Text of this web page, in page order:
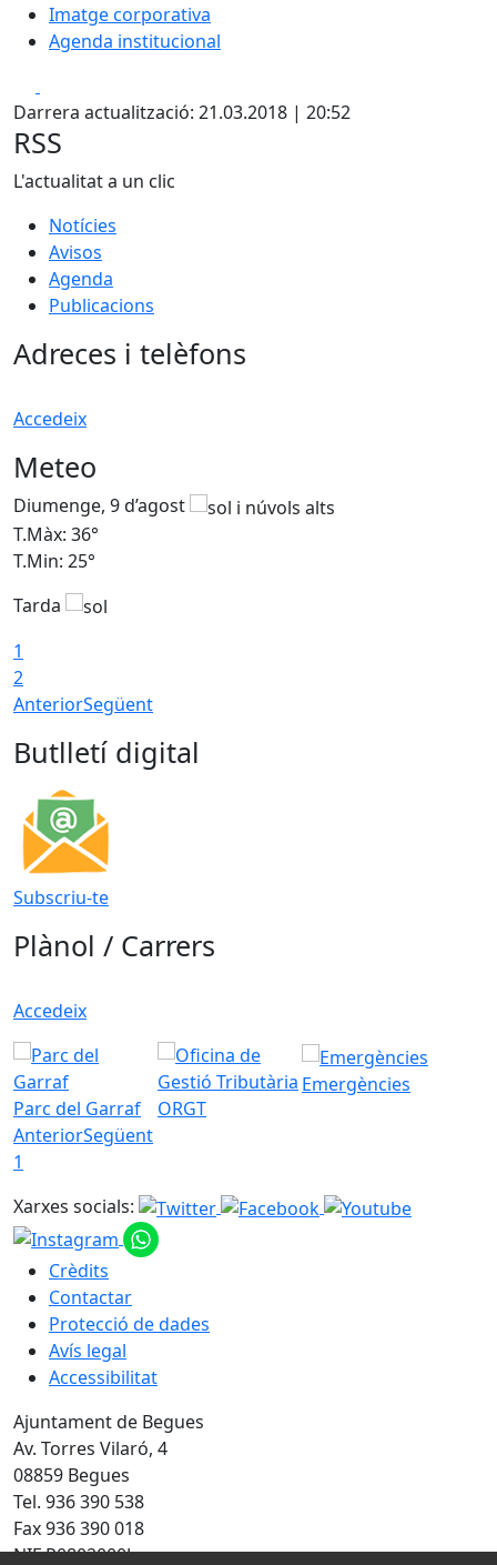
Imatge corporativa
Agenda institucional
Darrera actualització: 21.03.2018 | 20:52
RSS
L'actualitat a un clic
Notícies
Avisos
Agenda
Publicacions
Adreces i telèfons
Accedeix
Meteo
Diumenge, 9 d’agost
T.Màx: 36°
T.Min: 25°
Tarda
1
2
AnteriorSegüent
Butlletí digital
Subscriu-te
Plànol / Carrers
Accedeix
Parc del Garraf ORGT
Emergències
AnteriorSegüent
1
Xarxes socials:
Crèdits
Contactar
Protecció de dades
Avís legal
Accessibilitat
Ajuntament de Begues
Av. Torres Vilaró, 4
08859 Begues
Tel. 936 390 538
Fax 936 390 018
NIF P0802000J